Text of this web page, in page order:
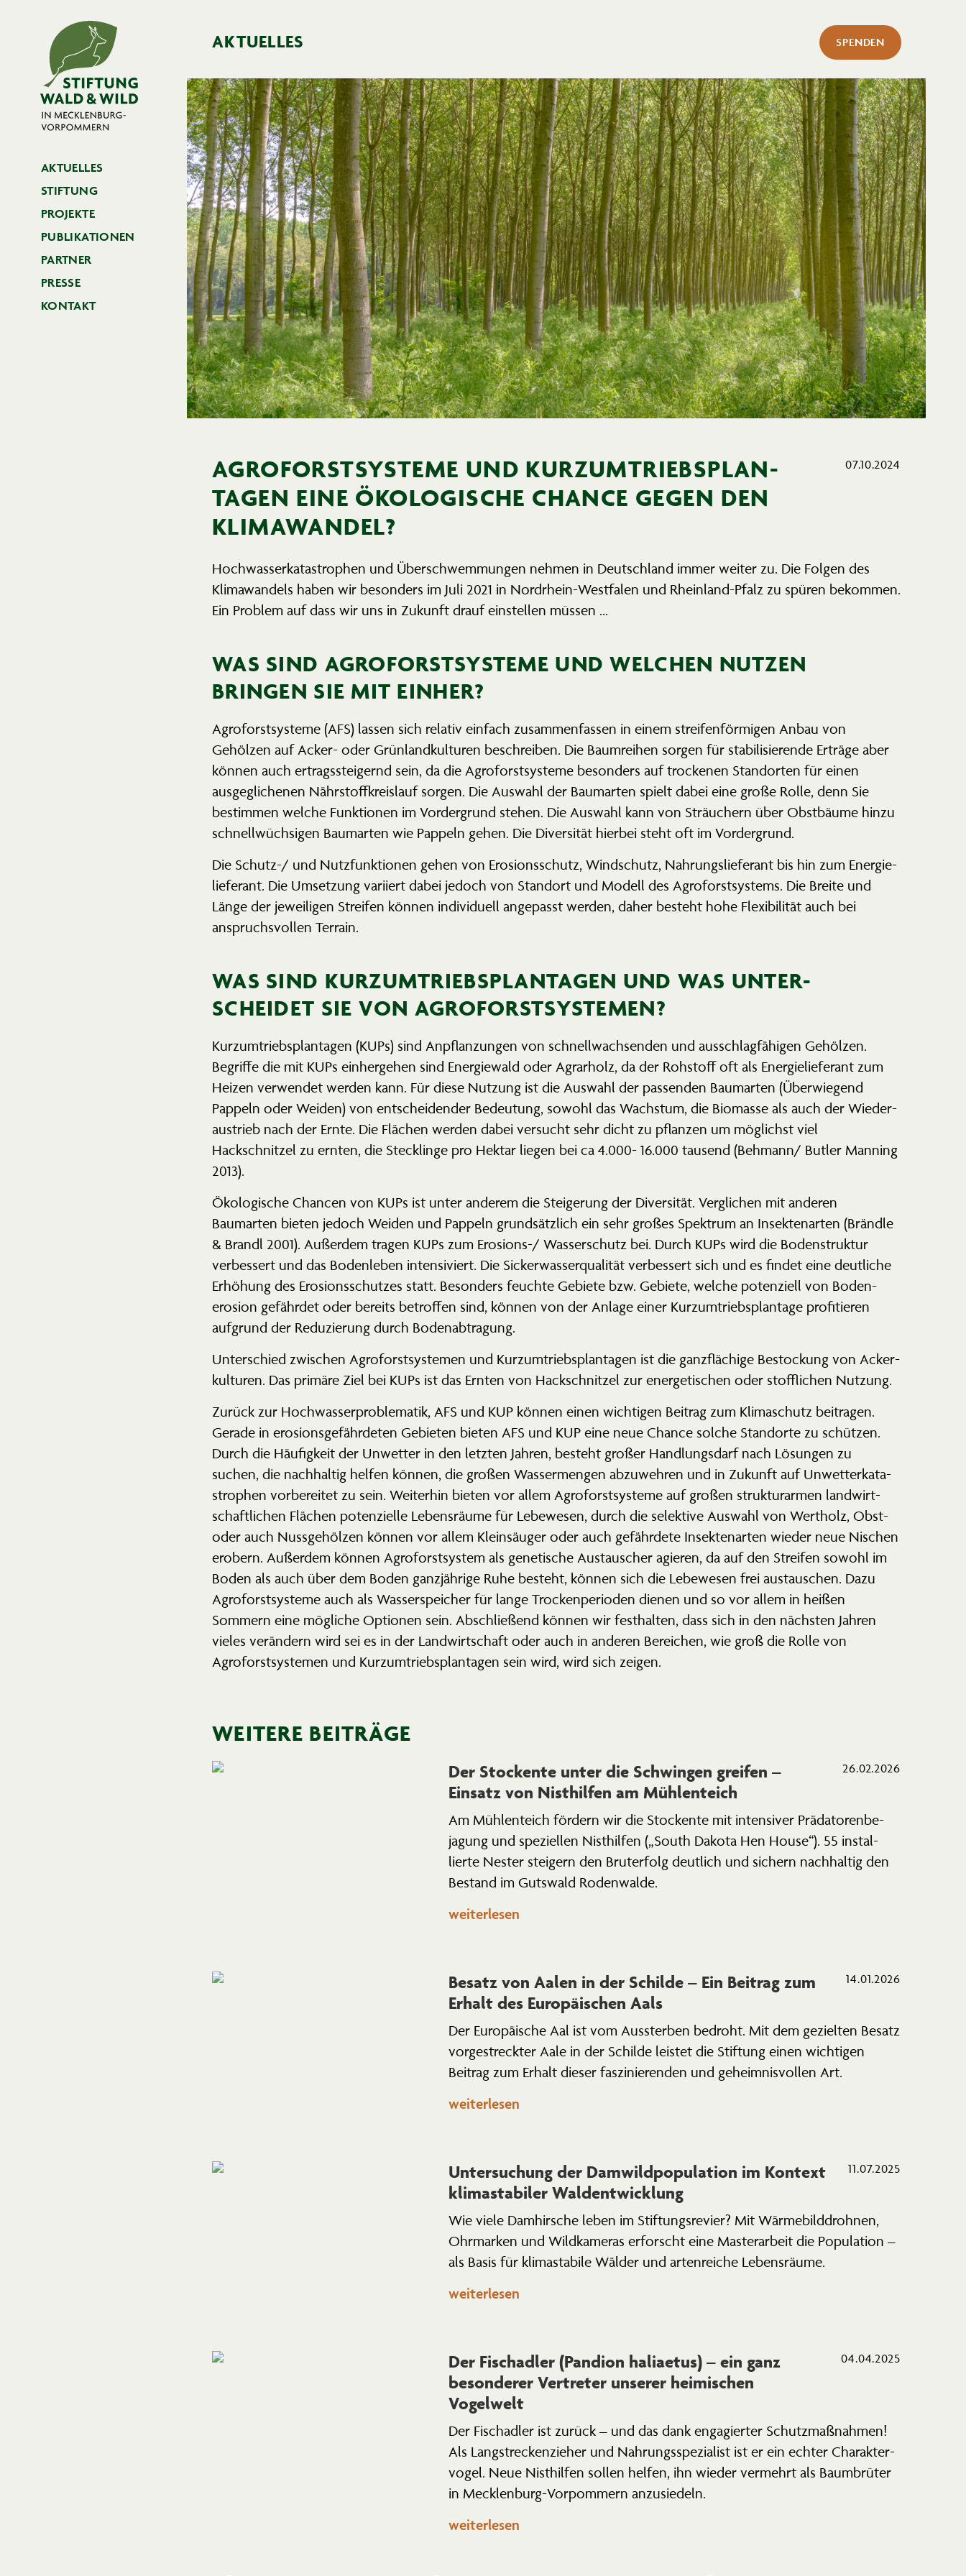
AKTUELLES
STIFTUNG
PROJEKTE
PUBLI­KA­TIONEN
PARTNER
PRESSE
KONTAKT
AKTUELLES SPENDEN
07.10.2024
AGROFORST­SYSTEME UND KURZUM­TRIEBS­PLAN­
TAGEN EINE ÖKOLO­GISCHE CHANCE GEGEN DEN
KLIMAWANDEL?
Hochwas­ser­ka­ta­strophen und Überschwem­mungen nehmen in Deutschland immer weiter zu. Die Folgen des
Klima­wandels haben wir besonders im Juli 2021 in Nordrhein-Westfalen und Rheinland-Pfalz zu spüren bekommen.
Ein Problem auf dass wir uns in Zukunft drauf einstellen müssen …
WAS SIND AGROFORST­SYSTEME UND WELCHEN NUTZEN
BRINGEN SIE MIT EINHER?
Agroforst­systeme (AFS) lassen sich relativ einfach zusam­men­fassen in einem strei­fen­för­migen Anbau von
Gehölzen auf Acker- oder Grünland­kul­turen beschreiben. Die Baumreihen sorgen für stabi­li­sie­rende Erträge aber
können auch ertrags­stei­gernd sein, da die Agroforst­systeme besonders auf trockenen Stand­orten für einen
ausge­gli­chenen Nährstoff­kreislauf sorgen. Die Auswahl der Baumarten spielt dabei eine große Rolle, denn Sie
bestimmen welche Funktionen im Vorder­grund stehen. Die Auswahl kann von Sträu­chern über Obstbäume hinzu
schnell­wüch­sigen Baumarten wie Pappeln gehen. Die Diver­sität hierbei steht oft im Vordergrund.
Die Schutz-/ und Nutzfunk­tionen gehen von Erosi­ons­schutz, Windschutz, Nahrungs­lie­ferant bis hin zum Energie­
lie­ferant. Die Umsetzung variiert dabei jedoch von Standort und Modell des Agroforst­systems. Die Breite und
Länge der jewei­ligen Streifen können indivi­duell angepasst werden, daher besteht hohe Flexi­bi­lität auch bei
anspruchs­vollen Terrain.
WAS SIND KURZUM­TRIEBS­PLAN­TAGEN UND WAS UNTER­
SCHEIDET SIE VON AGROFORSTSYSTEMEN?
Kurzum­triebs­plan­tagen (KUPs) sind Anpflan­zungen von schnell­wach­senden und ausschlag­fä­higen Gehölzen.
Begriffe die mit KUPs einher­gehen sind Energiewald oder Agrarholz, da der Rohstoff oft als Energie­lie­ferant zum
Heizen verwendet werden kann. Für diese Nutzung ist die Auswahl der passenden Baumarten (Überwiegend
Pappeln oder Weiden) von entschei­dender Bedeutung, sowohl das Wachstum, die Biomasse als auch der Wieder­
aus­trieb nach der Ernte. Die Flächen werden dabei versucht sehr dicht zu pflanzen um möglichst viel
Hackschnitzel zu ernten, die Steck­linge pro Hektar liegen bei ca 4.000- 16.000 tausend (Behmann/ Butler Manning
2013).
Ökolo­gische Chancen von KUPs ist unter anderem die Steigerung der Diver­sität. Verglichen mit anderen
Baumarten bieten jedoch Weiden und Pappeln grund­sätzlich ein sehr großes Spektrum an Insek­ten­arten (Brändle
& Brandl 2001). Außerdem tragen KUPs zum Erosions-/ Wasser­schutz bei. Durch KUPs wird die Boden­struktur
verbessert und das Boden­leben inten­si­viert. Die Sicker­was­ser­qua­lität verbessert sich und es findet eine deutliche
Erhöhung des Erosi­ons­schutzes statt. Besonders feuchte Gebiete bzw. Gebiete, welche poten­ziell von Boden­
erosion gefährdet oder bereits betroffen sind, können von der Anlage einer Kurzum­triebs­plantage profi­tieren
aufgrund der Reduzierung durch Bodenabtragung.
Unter­schied zwischen Agroforst­sys­temen und Kurzum­triebs­plan­tagen ist die ganzflä­chige Besto­ckung von Acker­
kul­turen. Das primäre Ziel bei KUPs ist das Ernten von Hackschnitzel zur energe­ti­schen oder stoff­lichen Nutzung.
Zurück zur Hochwas­ser­pro­ble­matik, AFS und KUP können einen wichtigen Beitrag zum Klima­schutz beitragen.
Gerade in erosi­ons­ge­fähr­deten Gebieten bieten AFS und KUP eine neue Chance solche Standorte zu schützen.
Durch die Häufigkeit der Unwetter in den letzten Jahren, besteht großer Handlungsdarf nach Lösungen zu
suchen, die nachhaltig helfen können, die großen Wasser­mengen abzuwehren und in Zukunft auf Unwet­ter­ka­ta­
strophen vorbe­reitet zu sein. Weiterhin bieten vor allem Agroforst­systeme auf großen struk­tur­armen landwirt­
schaft­lichen Flächen poten­zielle Lebens­räume für Lebewesen, durch die selektive Auswahl von Wertholz, Obst-
oder auch Nussge­hölzen können vor allem Klein­säuger oder auch gefährdete Insek­ten­arten wieder neue Nischen
erobern. Außerdem können Agroforst­system als genetische Austau­scher agieren, da auf den Streifen sowohl im
Boden als auch über dem Boden ganzjährige Ruhe besteht, können sich die Lebewesen frei austau­schen. Dazu
Agroforst­systeme auch als Wasser­speicher für lange Trocken­pe­rioden dienen und so vor allem in heißen
Sommern eine mögliche Optionen sein. Abschließend können wir festhalten, dass sich in den nächsten Jahren
vieles verändern wird sei es in der Landwirt­schaft oder auch in anderen Bereichen, wie groß die Rolle von
Agroforst­sys­temen und Kurzum­triebs­plan­tagen sein wird, wird sich zeigen.
WEITERE BEITRÄGE
26.02.2026
Der Stockente unter die Schwingen greifen –
Einsatz von Nisthilfen am Mühlenteich
Am Mühlen­teich fördern wir die Stockente mit inten­siver Präda­to­ren­be­
jagung und spezi­ellen Nisthilfen („South Dakota Hen House“). 55 instal­
lierte Nester steigern den Bruterfolg deutlich und sichern nachhaltig den
Bestand im Gutswald Rodenwalde.
weiterlesen
14.01.2026
Besatz von Aalen in der Schilde – Ein Beitrag zum
Erhalt des Europäi­schen Aals
Der Europäische Aal ist vom Aussterben bedroht. Mit dem gezielten Besatz
vorge­streckter Aale in der Schilde leistet die Stiftung einen wichtigen
Beitrag zum Erhalt dieser faszi­nie­renden und geheim­nis­vollen Art.
weiterlesen
11.07.2025
Unter­su­chung der Damwild­po­pu­lation im Kontext
klima­sta­biler Waldentwicklung
Wie viele Damhirsche leben im Stiftungs­revier? Mit Wärme­bild­drohnen,
Ohrmarken und Wildka­meras erforscht eine Master­arbeit die Population –
als Basis für klima­stabile Wälder und arten­reiche Lebensräume.
weiterlesen
04.04.2025
Der Fisch­adler (Pandion haliaetus) – ein ganz
beson­derer Vertreter unserer heimi­schen
Vogelwelt
Der Fisch­adler ist zurück – und das dank engagierter Schutz­maß­nahmen!
Als Langstre­cken­zieher und Nahrungs­spe­zialist ist er ein echter Charak­ter­
vogel. Neue Nisthilfen sollen helfen, ihn wieder vermehrt als Baumbrüter
in Mecklenburg-Vorpommern anzusiedeln.
weiterlesen